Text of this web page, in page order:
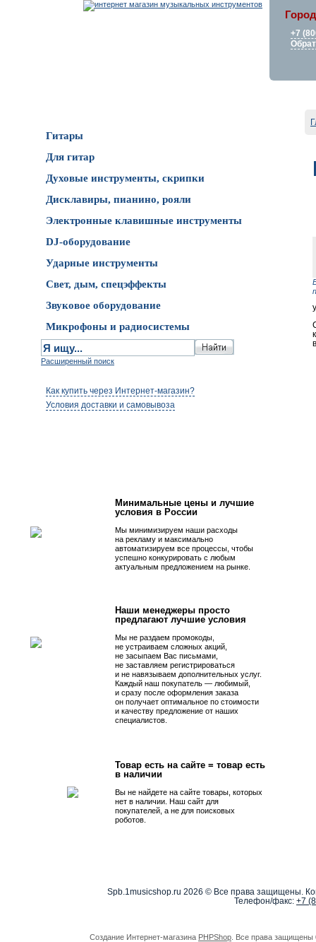
+7
Гитары
Для гитар
Духовые инструменты, скрипки
Дисклавиры, пианино, рояли
Электронные клавишные инструменты
DJ-оборудование
Ударные инструменты
Свет, дым, спецэффекты
Звуковое оборудование
Микрофоны и радиосистемы
Расширенный поиск
Как купить через Интернет-магазин?
Условия доставки и самовывоза
Минимальные цены и лучшие
условия в России
Мы минимизируем наши расходы
на рекламу и максимально
автоматизируем все процессы, чтобы
успешно конкурировать с любым
актуальным предложением на рынке.
Наши менеджеры просто
предлагают лучшие условия
Мы не раздаем промокоды,
не устраиваем сложных акций,
не засыпаем Вас письмами,
не заставляем регистрироваться
и не навязываем дополнительных услуг.
Каждый наш покупатель — любимый,
и сразу после оформления заказа
он получает оптимальное по стоимости
и качеству предложение от наших
специалистов.
Товар есть на сайте = товар есть
в наличии
Вы не найдете на сайте товары, которых
нет в наличии. Наш сайт для
покупателей, а не для поисковых
роботов.
Spb.1musicshop.ru 2026 © Все права защищены.
Телефон/факс: +7
Создание Интернет-магазина PHPShop . Все права защищены